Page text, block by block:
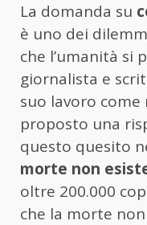
La domanda su
è uno dei
che l’umanità si
giornalista e
suo lavoro
proposto una
questo quesito
morte non
oltre 200.000
che la morte